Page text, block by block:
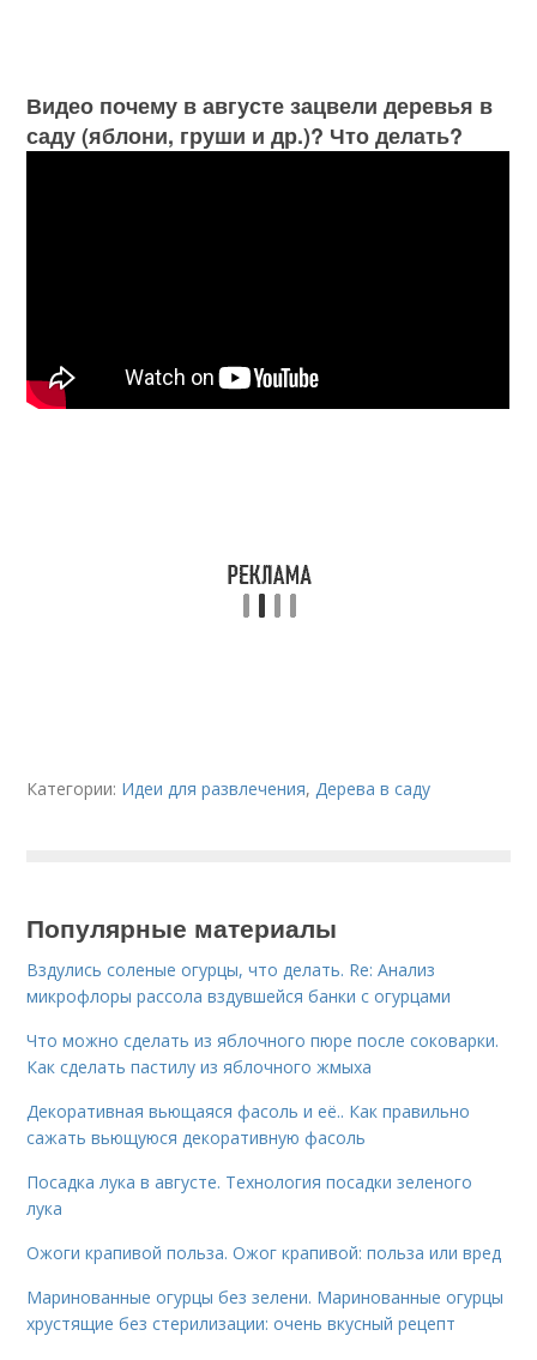
Видео почему в августе зацвели деревья в
саду (яблони, груши и др.)? Что делать?
Категории: Идеи для развлечения,Дерева в саду
Популярные материалы
Вздулись соленые огурцы, что делать. Re: Анализ
микрофлоры рассола вздувшейся банки с огурцами
Что можно сделать из яблочного пюре после соковарки.
Как сделать пастилу из яблочного жмыха
Декоративная вьющаяся фасоль и её.. Как правильно
сажать вьющуюся декоративную фасоль
Посадка лука в августе. Технология посадки зеленого
лука
Ожоги крапивой польза. Ожог крапивой: польза или вред
Маринованные огурцы без зелени. Маринованные огурцы
хрустящие без стерилизации: очень вкусный рецепт